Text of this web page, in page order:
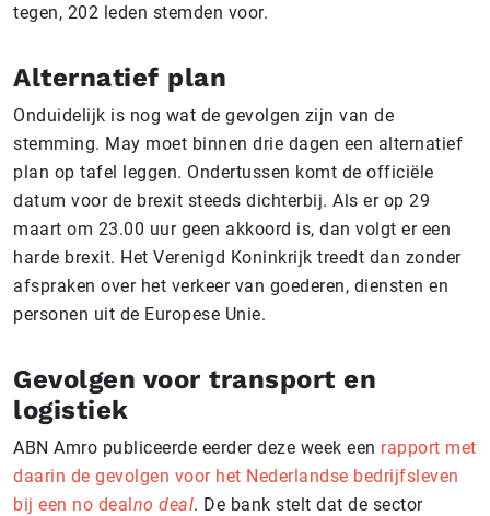
tegen, 202 leden stemden voor.
Alternatief plan
Onduidelijk is nog wat de gevolgen zijn van de
stemming. May moet binnen drie dagen een alternatief
plan op tafel leggen. Ondertussen komt de officiële
datum voor de brexit steeds dichterbij. Als er op 29
maart om 23.00 uur geen akkoord is, dan volgt er een
harde brexit. Het Verenigd Koninkrijk treedt dan zonder
afspraken over het verkeer van goederen, diensten en
personen uit de Europese Unie.
Gevolgen voor transport en
logistiek
ABN Amro publiceerde eerder deze week een rapport met
daarin de gevolgen voor het Nederlandse bedrijfsleven
bij een no dealno deal. De bank stelt dat de sector